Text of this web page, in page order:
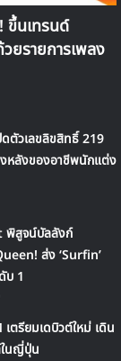
ขึ้นเทรนด์
รายการเพลง
ตัวเลขลิขสิทธิ์ 219
งหลังของอาชีพนักแต่ง
พิสูจน์บัลลังก์
ส่ง ‘Surfin’
บ 1
ตรียมเดบิวต์ใหม่ เดิน
ในญี่ปุ่น